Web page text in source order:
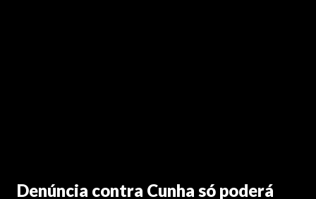
Denúncia contra Cunha só poderá